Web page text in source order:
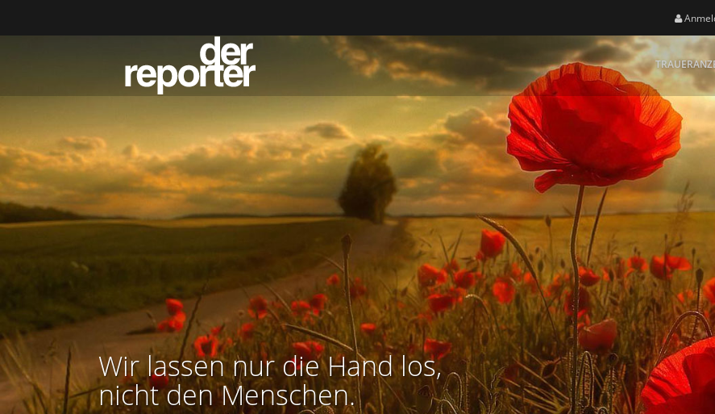
Wir lassen nur die Hand los,
nicht den Menschen.